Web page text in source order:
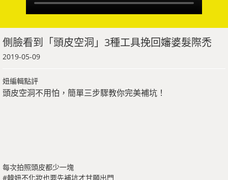
側臉看到「頭皮空洞」3種工具挽回嬸婆髮際禿
2019-05-09
妞編輯點評
頭皮空洞不用怕，簡單三步驟教你完美補坑！
每次拍照頭皮都少一塊
#韓妞不化妝也要先補坑才甘願出門